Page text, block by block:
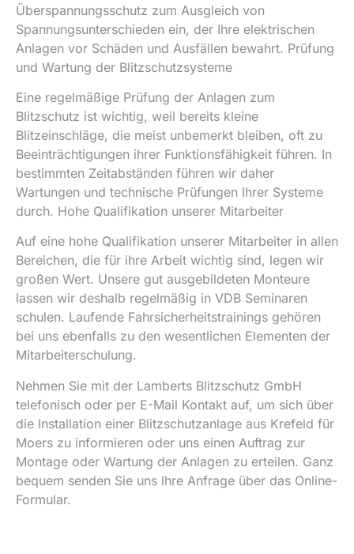
Überspannungsschutz zum Ausgleich von
Spannungsunterschieden ein, der Ihre elektrischen
Anlagen vor Schäden und Ausfällen bewahrt. Prüfung
und Wartung der Blitzschutzsysteme
Eine regelmäßige Prüfung der Anlagen zum
Blitzschutz ist wichtig, weil bereits kleine
Blitzeinschläge, die meist unbemerkt bleiben, oft zu
Beeinträchtigungen ihrer Funktionsfähigkeit führen. In
bestimmten Zeitabständen führen wir daher
Wartungen und technische Prüfungen Ihrer Systeme
durch. Hohe Qualifikation unserer Mitarbeiter
Auf eine hohe Qualifikation unserer Mitarbeiter in allen
Bereichen, die für ihre Arbeit wichtig sind, legen wir
großen Wert. Unsere gut ausgebildeten Monteure
lassen wir deshalb regelmäßig in VDB Seminaren
schulen. Laufende Fahrsicherheitstrainings gehören
bei uns ebenfalls zu den wesentlichen Elementen der
Mitarbeiterschulung.
Nehmen Sie mit der Lamberts Blitzschutz GmbH
telefonisch oder per E-Mail Kontakt auf, um sich über
die Installation einer Blitzschutzanlage aus Krefeld für
Moers zu informieren oder uns einen Auftrag zur
Montage oder Wartung der Anlagen zu erteilen. Ganz
bequem senden Sie uns Ihre Anfrage über das Online-
Formular.